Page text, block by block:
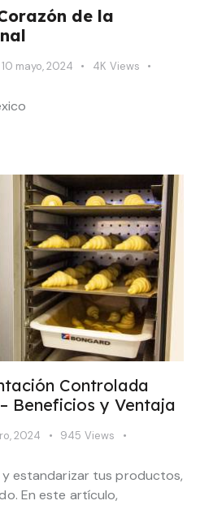
de la
10 mayo, 2024 4K Views
Controlada
Beneficios y Ventaja
2024 945 Views
estandarizar tus productos,
En este artículo,